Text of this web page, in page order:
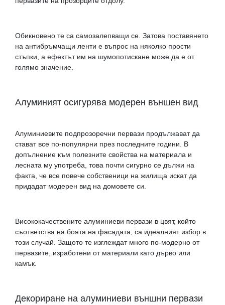
Обикновено те са самозалепващи се. Затова поставянето
на антибръмчащи ленти е въпрос на няколко прости
стъпки, а ефектът им на шумопотискане може да е от
голямо значение.
Алуминият осигурява модерен външен вид
Алуминиевите подпрозоречни первази продължават да
стават все по-популярни през последните години. В
допълнение към полезните свойства на материала и
лесната му употреба, това почти сигурно се дължи на
факта, че все повече собственици на жилища искат да
придадат модерен вид на домовете си.
Висококачествените алуминиеви первази в цвят, който
съответства на боята на фасадата, са идеалният избор в
този случай. Защото те изглеждат много по-модерно от
первазите, изработени от материали като дърво или
камък.
Декориране на алуминиеви външни первази